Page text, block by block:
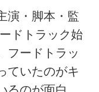
演・脚本・監
ドトラック始
フードトラッ
ていたのがキ